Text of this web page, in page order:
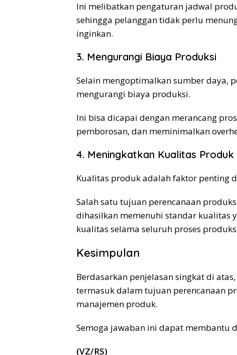
Ini melibatkan pengaturan jadwal
sehingga pelanggan tidak perlu
inginkan.
3. Mengurangi Biaya Produksi
Selain mengoptimalkan sumber daya,
mengurangi biaya produksi.
Ini bisa dicapai dengan merancang
pemborosan, dan meminimalkan
4. Meningkatkan Kualitas Produk
Kualitas produk adalah faktor penting
Salah satu tujuan perencanaan
dihasilkan memenuhi standar kualitas
kualitas selama seluruh proses
Kesimpulan
Berdasarkan penjelasan singkat di
termasuk dalam tujuan perencanaan
manajemen produk.
Semoga jawaban ini dapat membantu
(VZ/RS)